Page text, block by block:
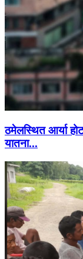
ठमेलस्थित आर्या
यातना...